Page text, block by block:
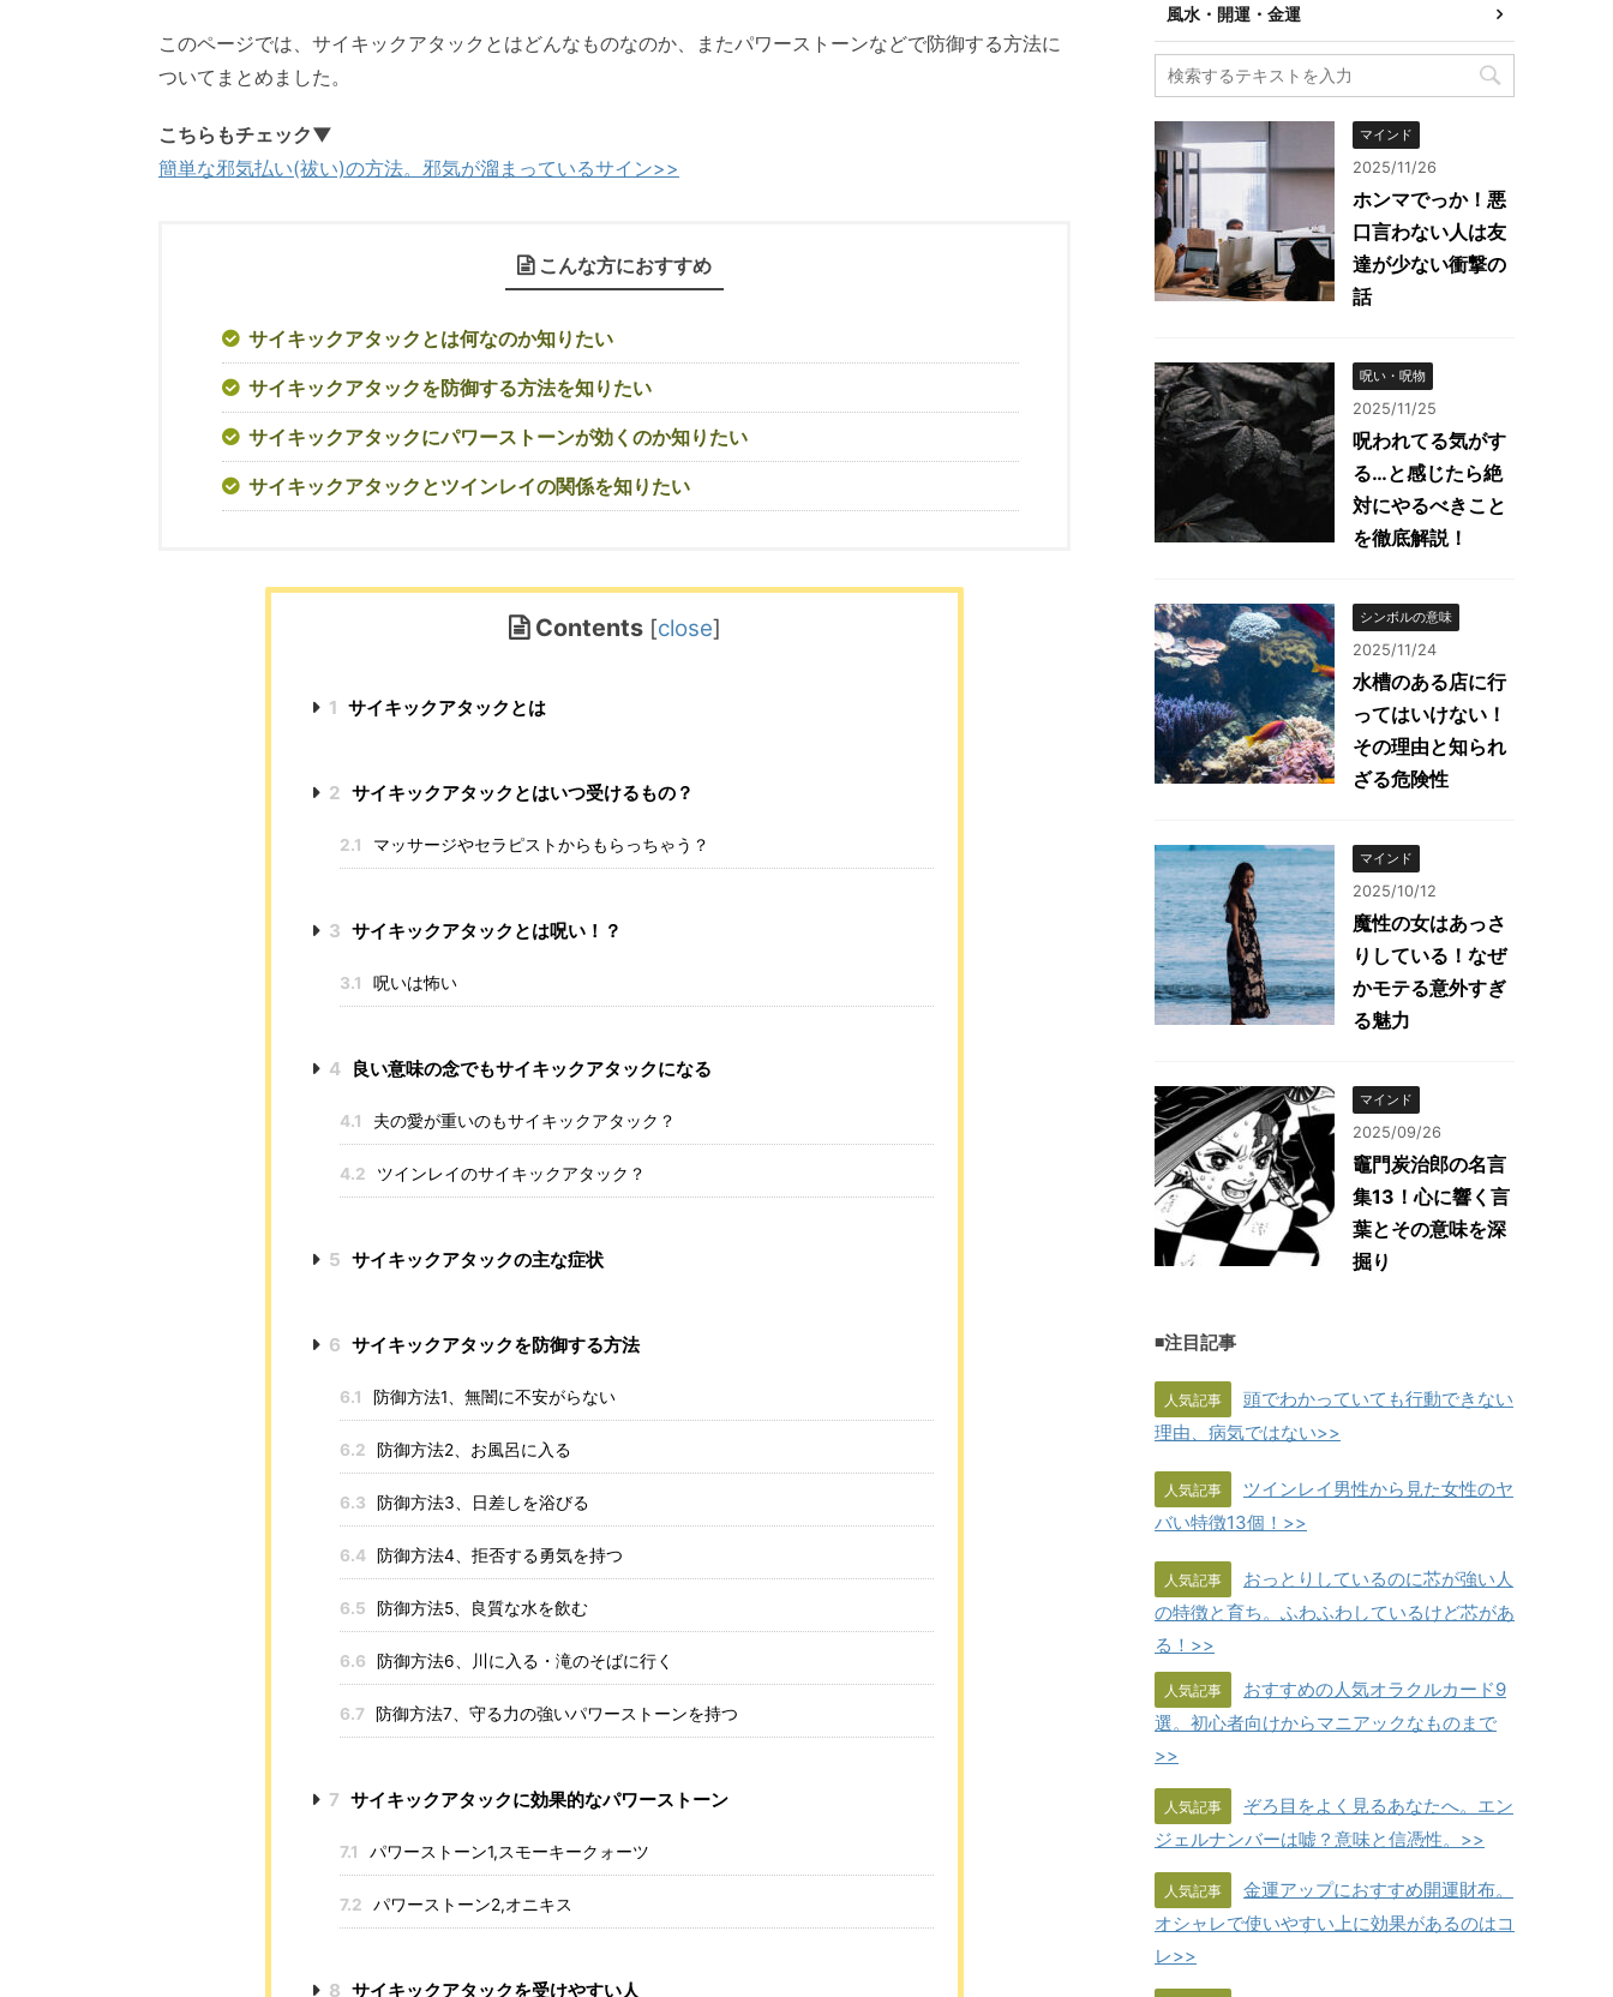
このページでは、サイキックアタックとはどんなものなのか、またパワーストーンなどで防御する方法に
ついてまとめました。
こちらもチェック▼
簡単な邪気払い(祓い)の方法。邪気が溜まっているサイン>>
こんな方におすすめ
サイキックアタックとは何なのか知りたい
サイキックアタックを防御する方法を知りたい
サイキックアタックにパワーストーンが効くのか知りたい
サイキックアタックとツインレイの関係を知りたい
Contents [close]
1 サイキックアタックとは
2 サイキックアタックとはいつ受けるもの？
2.1 マッサージやセラピストからもらっちゃう？
3 サイキックアタックとは呪い！？
3.1 呪いは怖い
4 良い意味の念でもサイキックアタックになる
4.1 夫の愛が重いのもサイキックアタック？
4.2 ツインレイのサイキックアタック？
5 サイキックアタックの主な症状
6 サイキックアタックを防御する方法
6.1 防御方法1、無闇に不安がらない
6.2 防御方法2、お風呂に入る
6.3 防御方法3、日差しを浴びる
6.4 防御方法4、拒否する勇気を持つ
6.5 防御方法5、良質な水を飲む
6.6 防御方法6、川に入る・滝のそばに行く
6.7 防御方法7、守る力の強いパワーストーンを持つ
7 サイキックアタックに効果的なパワーストーン
7.1 パワーストーン1,スモーキークォーツ
7.2 パワーストーン2,オニキス
8 サイキックアタックを受けやすい人
風水・開運・金運
マインド
2025/11/26
ホンマでっか！悪
口言わない人は友
達が少ない衝撃の
話
呪い・呪物
2025/11/25
呪われてる気がす
る…と感じたら絶
対にやるべきこと
を徹底解説！
シンボルの意味
2025/11/24
水槽のある店に行
ってはいけない！
その理由と知られ
ざる危険性
マインド
2025/10/12
魔性の女はあっさ
りしている！なぜ
かモテる意外すぎ
る魅力
マインド
2025/09/26
竈門炭治郎の名言
集13！心に響く言
葉とその意味を深
掘り
◾️注目記事
人気記事
頭でわかっていても行動できない
理由、病気ではない>>
人気記事
ツインレイ男性から見た女性のヤ
バい特徴13個！>>
人気記事
おっとりしているのに芯が強い人
の特徴と育ち。ふわふわしているけど芯があ
る！>>
人気記事
おすすめの人気オラクルカード9
選。初心者向けからマニアックなものまで
>>
人気記事
ぞろ目をよく見るあなたへ。エン
ジェルナンバーは嘘？意味と信憑性。>>
人気記事
金運アップにおすすめ開運財布。
オシャレで使いやすい上に効果があるのはコ
レ>>